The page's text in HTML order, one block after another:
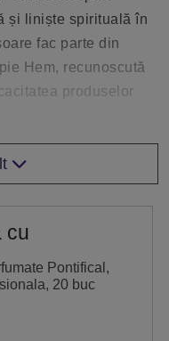
și liniște spirituală în
fac parte din
Hem, recunoscută
produselor
sacre folosite în
rășinoase și
bețișoare sunt
de înaltă calitate,
o dispersie eficientă a
cu
Pontifical,
20 buc